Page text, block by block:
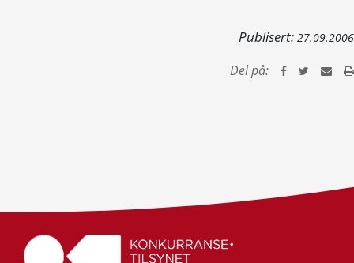
Publisert: 27.09.2006
Del på: